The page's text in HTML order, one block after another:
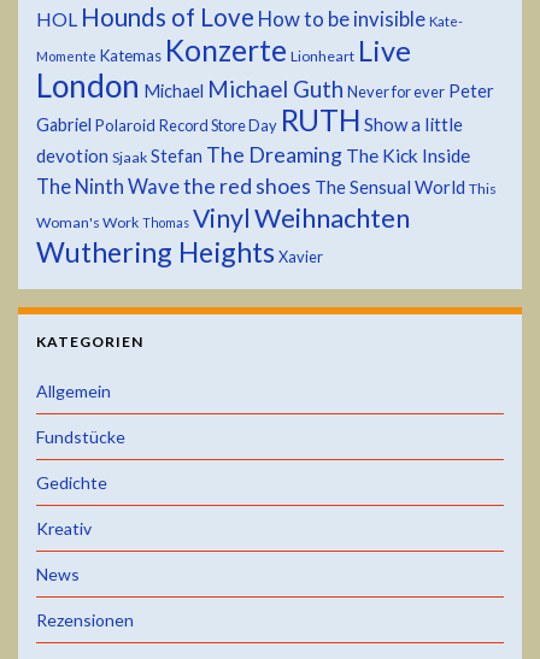
HOL Hounds of Love How to be invisible Kate-
Momente Katemas Konzerte Lionheart Live
London Michael Michael Guth Never for ever Peter
Gabriel Polaroid Record Store Day RUTH Show a little
devotion Sjaak Stefan The Dreaming The Kick Inside
The Ninth Wavethe red shoes The Sensual World This
Woman's Work Thomas VinylWeihnachten
Wuthering Heights Xavier
KATEGORIEN
Allgemein
Fundstücke
Gedichte
Kreativ
News
Rezensionen